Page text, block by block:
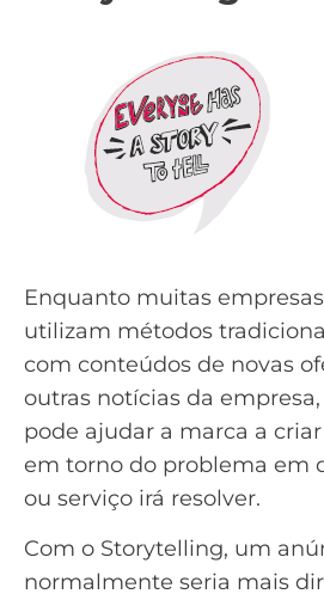
Enquanto muitas
utilizam métodos
com conteúdos de novas
outras notícias da
pode ajudar a marca a
em torno do problema em
ou serviço irá resolver.
Com o Storytelling, um
normalmente seria mais